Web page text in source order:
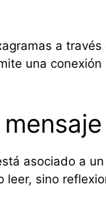
a
una
asociado a
sino